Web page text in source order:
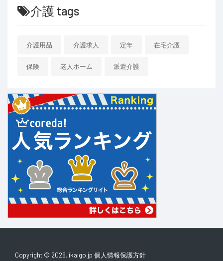
介護 tags
介護用品 介護求人 定年 在宅介護
保険 老人ホーム 派遣介護
Copyright © 2026. ikaigo.jp 個人情報保護方針